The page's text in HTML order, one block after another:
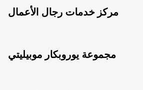
مركز خدمات رجال الأعمال
مجموعة يوروبكار موبيليتي